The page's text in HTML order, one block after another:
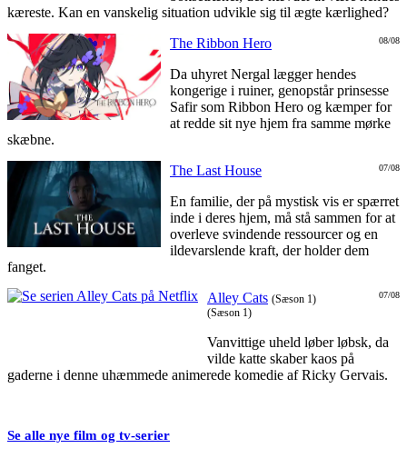
kæreste. Kan en vanskelig situation udvikle sig til ægte kærlighed?
08/08
The Ribbon Hero
Da uhyret Nergal lægger hendes
kongerige i ruiner, genopstår prinsesse
Safir som Ribbon Hero og kæmper for
at redde sit nye hjem fra samme mørke
skæbne.
07/08
The Last House
En familie, der på mystisk vis er spærret
inde i deres hjem, må stå sammen for at
overleve svindende ressourcer og en
ildevarslende kraft, der holder dem
fanget.
07/08
Alley Cats (Sæson 1)
(Sæson 1)
Vanvittige uheld løber løbsk, da
vilde katte skaber kaos på
gaderne i denne uhæmmede animerede komedie af Ricky Gervais.
Se alle nye film og tv-serier